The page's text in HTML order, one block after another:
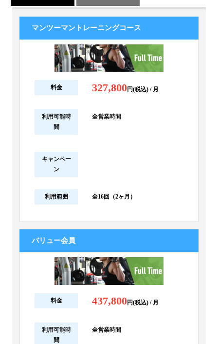
マンツーマントレーニングコース
料金 327,800円(税込) / 月
利用可能時
間
全営業時間
キャンペー
ン
利用範囲 全16回（2ヶ月）
バリュー会員
料金 437,800円(税込) / 月
利用可能時
間
全営業時間